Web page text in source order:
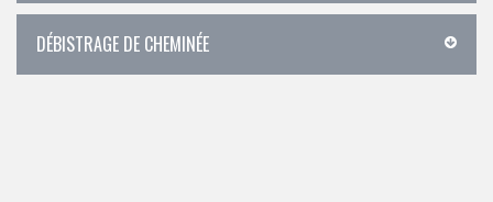
DÉBISTRAGE DE CHEMINÉE